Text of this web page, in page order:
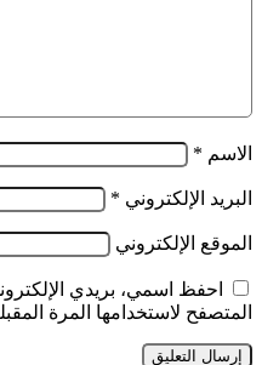
الاسم *
البريد الإلكتروني *
الموقع الإلكتروني
احفظ اسمي، بريدي
المتصفح لاستخدامها المرة